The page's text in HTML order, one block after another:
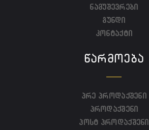
ნამუშევრები
გუნდი
კონტაქტი
ᲬᲐᲠᲛᲝᲔᲑᲐ
პრე პროდაქშენი
პროდაქშენი
პოსტ პროდაქშენი